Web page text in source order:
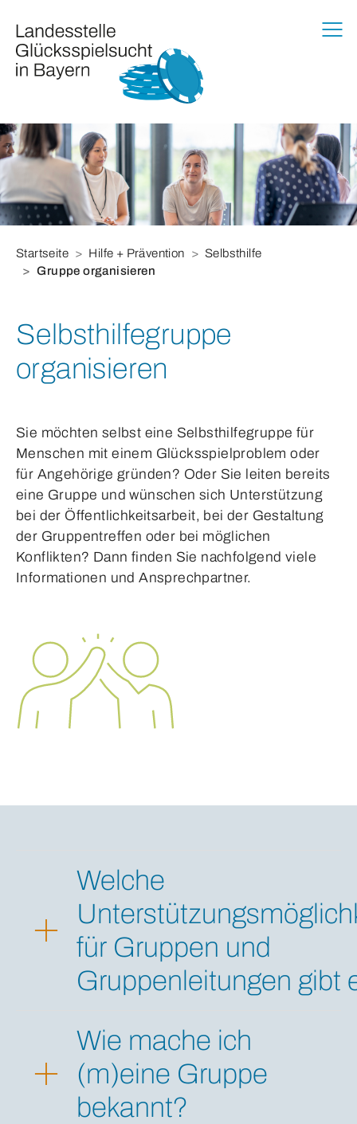
Startseite Hilfe + Prävention
Selbsthilfe
Gruppe organisieren
Selbsthilfegruppe
organisieren
Sie möchten selbst eine Selbsthilfegruppe für
Menschen mit einem Glücksspielproblem oder
für Angehörige gründen? Oder Sie leiten bereits
eine Gruppe und wünschen sich Unterstützung
bei der Öffentlichkeitsarbeit, bei der Gestaltung
der Gruppentreffen oder bei möglichen
Konflikten? Dann finden Sie nachfolgend viele
Informationen und Ansprechpartner.
Welche
für Gruppen und
Gruppenleitungen gibt
Wie mache ich
(m)eine Gruppe
bekannt?